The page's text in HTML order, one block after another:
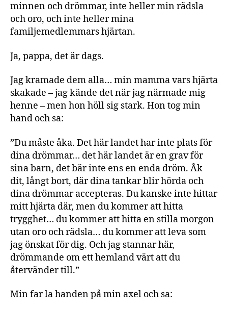
minnen och drömmar, inte heller min rädsla
och oro, och inte heller mina
familjemedlemmars hjärtan.
Ja, pappa, det är dags.
Jag kramade dem alla… min mamma vars hjärta
skakade – jag kände det när jag närmade mig
henne – men hon höll sig stark. Hon tog min
hand och sa:
”Du måste åka. Det här landet har inte plats för
dina drömmar… det här landet är en grav för
sina barn, det bär inte ens en enda dröm. Åk
dit, långt bort, där dina tankar blir hörda och
dina drömmar accepteras. Du kanske inte hittar
mitt hjärta där, men du kommer att hitta
trygghet… du kommer att hitta en stilla morgon
utan oro och rädsla… du kommer att leva som
jag önskat för dig. Och jag stannar här,
drömmande om ett hemland värt att du
återvänder till.”
Min far la handen på min axel och sa: